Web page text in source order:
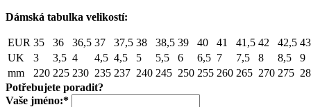
Dámská tabulka velikostí:
EUR 35 36 36,5 37 37,5 38 38,5 39 40 41 41,5 42 42,5 43
UK
3 3,5 4 4,5 4,5 5 5,5 6 6,5 7 7,5 8 8,5
9
mm
220 225 230 235 237 240 245 250 255 260 265 270 275
Potřebujete poradit?
Vaše jméno:*